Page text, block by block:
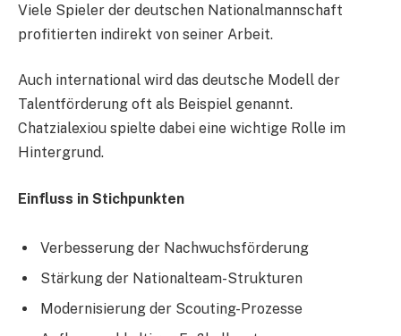
Viele Spieler der deutschen Nationalmannschaft
profitierten indirekt von seiner Arbeit.
Auch international wird das deutsche Modell der
Talentförderung oft als Beispiel genannt.
Chatzialexiou spielte dabei eine wichtige Rolle im
Hintergrund.
Einfluss in Stichpunkten
Verbesserung der Nachwuchsförderung
Stärkung der Nationalteam-Strukturen
Modernisierung der Scouting-Prozesse